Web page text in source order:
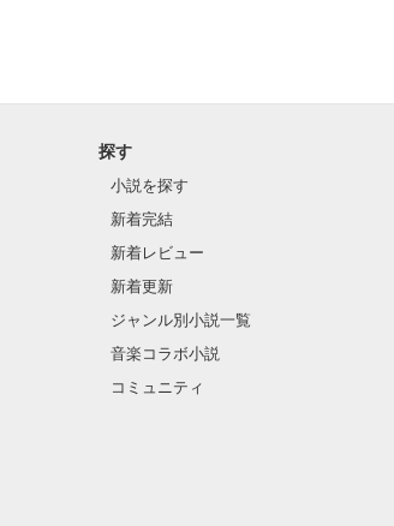
探す
小説を探す
新着完結
新着レビュー
新着更新
ジャンル別小説一覧
音楽コラボ小説
コミュニティ